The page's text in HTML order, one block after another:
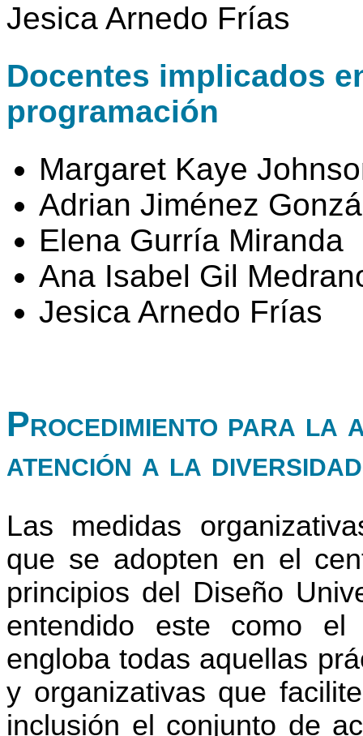
Jesica Arnedo Frías
Docentes implicados
programación
Margaret Kaye
Adrian Jiménez
Elena Gurría Miranda
Ana Isabel Gil
Jesica Arnedo Frías
Procedimiento para la
atención a la diversidad
Las medidas
que se adopten en el
principios del Diseño
entendido este como el
engloba todas aquellas
y organizativas que
inclusión el conjunto de